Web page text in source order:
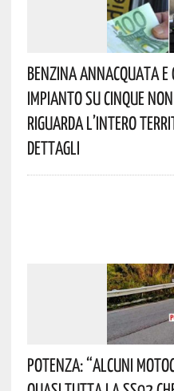
Benzina Annacquata E
Impianto Su Cinque
Riguarda L’intero
Dettagli
Potenza: “alcuni